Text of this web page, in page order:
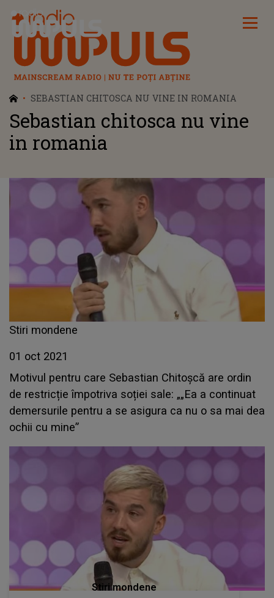
Radio Impuls
SEBASTIAN CHITOSCA NU VINE IN ROMANIA
Sebastian chitosca nu vine
in romania
Stiri mondene
01 oct 2021
Motivul pentru care Sebastian Chitoșcă are ordin
de restricție împotriva soției sale: „„Ea a continuat
demersurile pentru a se asigura ca nu o sa mai dea
ochii cu mine”
Stiri mondene